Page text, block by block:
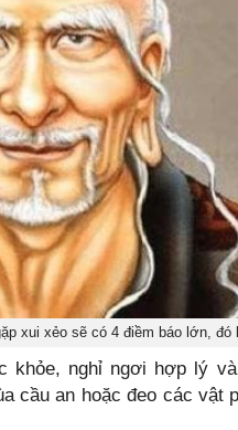
xui xẻo sẽ có 4 điềm báo lớn, đó
khỏe, nghỉ ngơi hợp lý
cầu an hoặc đeo các vật